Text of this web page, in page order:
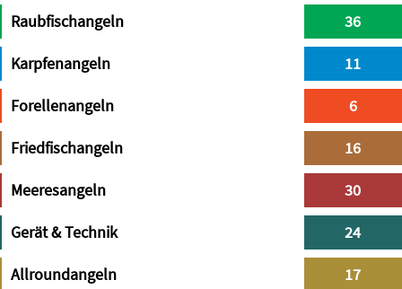
Raubfischangeln 36
Karpfenangeln 11
Forellenangeln 6
Friedfischangeln 16
Meeresangeln 30
Gerät & Technik 24
Allroundangeln
17